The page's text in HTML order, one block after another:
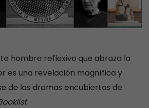
hombre reflexivo que abraza la
es una revelación magnífica y
de los dramas encubiertos de